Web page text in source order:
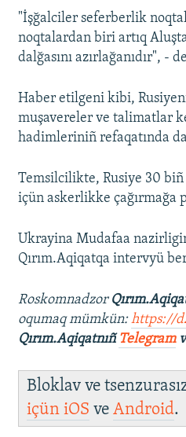
"İşğalciler seferberlik
noqtalardan biri artıq
dalğasını azırlağanıdır", -
Haber etilgeni kibi,
muşavereler ve talimatlar
hadimleriniñ refaqatında
Temsilcilikte, Rusiye 30 biñ
içün askerlikke çağırmağa
Ukrayina Mudafaa
Qırım.Aqiqatqa intervyü
Roskomnadzor
oqumaq mümkün:https://
Qırım.Aqiqatnıñ Telegram
Bloklav ve
içüniOS veAndroid.